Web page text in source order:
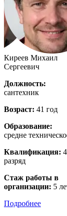
Киреев Михаил
Сергеевич
Должность:
сантехник
Возраст: 41 год
Образование:
средне
Квалификация: 4
разряд
Стаж работы в
организации: 5
Подробнее